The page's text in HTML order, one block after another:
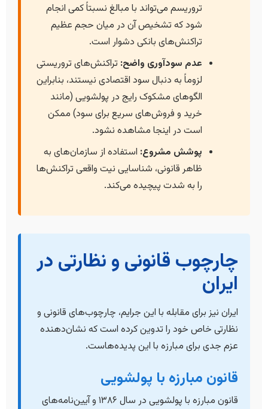
تروریسم می‌تواند با مبالغ نسبتاً کمی انجام
شود که تشخیص آن در میان حجم عظیم
تراکنش‌های بانکی دشوار است.
عدم سودآوری واضح: تراکنش‌های تروریستی
لزوماً به دنبال سود اقتصادی نیستند، بنابراین
الگوهای مشکوک رایج در پولشویی (مانند
خرید و فروش‌های سریع برای سود) ممکن
است در اینجا مشاهده نشود.
پوشش مشروع: استفاده از سازمان‌های به
ظاهر قانونی، شناسایی نیت واقعی تراکنش‌ها
را به شدت پیچیده می‌کند.
چارچوب قانونی و نظارتی در
ایران
ایران نیز برای مقابله با این جرایم، چارچوب‌های قانونی و
نظارتی خاص خود را تدوین کرده است که نشان‌دهنده
عزم جدی برای مبارزه با این پدیده‌هاست.
قانون مبارزه با پولشویی
قانون مبارزه با پولشویی در سال ۱۳۸۶ و آیین‌نامه‌های